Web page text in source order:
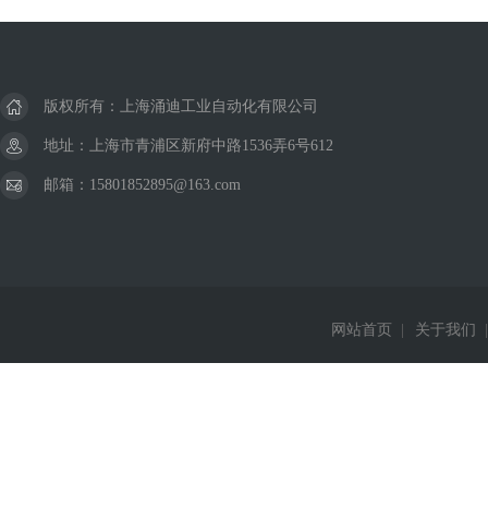
版权所有：上海涌迪工业自动化有限公司
地址：上海市青浦区新府中路1536弄6号612
邮箱：15801852895@163.com
网站首页 关于我们